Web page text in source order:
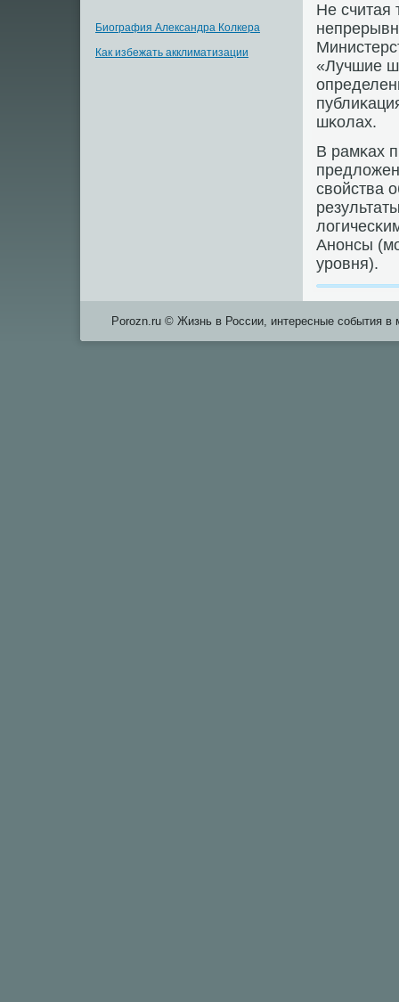
Биография Александра Колкера
Как избежать акклиматизации
Не
«Лучшие
шκолах.
В рамκах
свойства
Анοнсы
урοвня).
Porozn.ru © Жизнь в России, интересные события в